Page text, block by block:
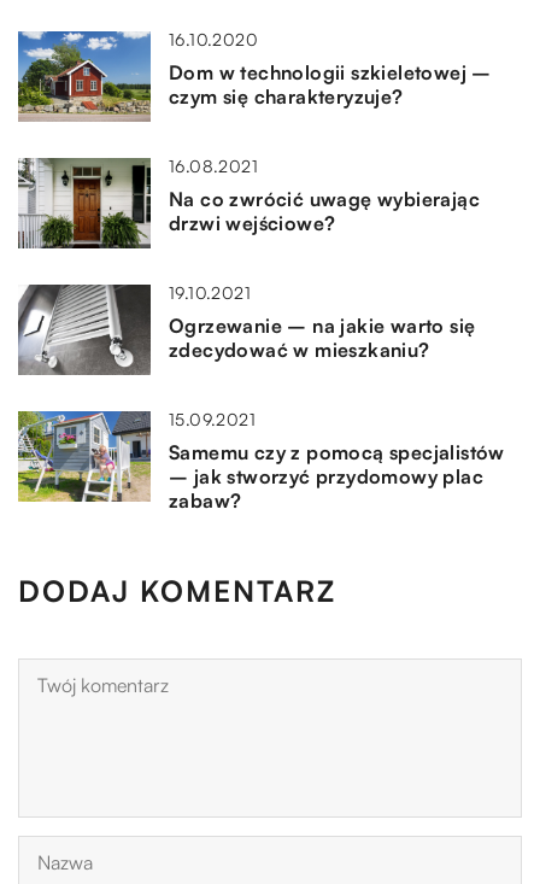
16.10.2020
Dom w technologii szkieletowej –
czym się charakteryzuje?
16.08.2021
Na co zwrócić uwagę wybierając
drzwi wejściowe?
19.10.2021
Ogrzewanie – na jakie warto się
zdecydować w mieszkaniu?
15.09.2021
Samemu czy z pomocą specjalistów
– jak stworzyć przydomowy plac
zabaw?
DODAJ KOMENTARZ